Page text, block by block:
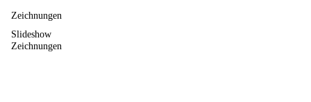
Zeichnungen
Slideshow
Zeichnungen